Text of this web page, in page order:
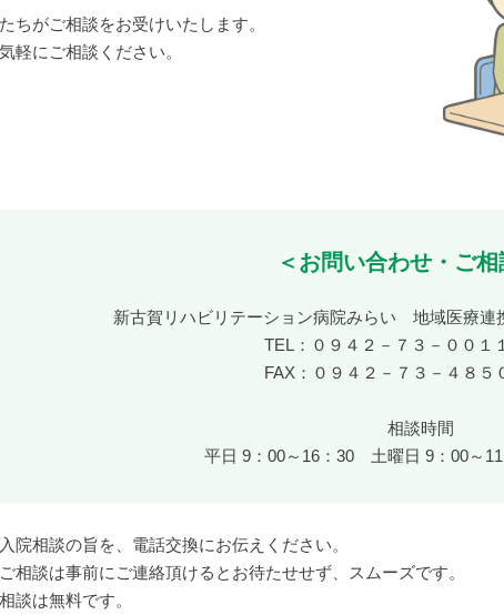
ちがご相談をお受けいたします。
軽にご相談ください。
＜お問い合わせ・ご相
新古賀リハビリテーション病院みらい 地域医療
TEL：０９４２－７３－００１
FAX：０９４２－７３－４８５
相談時間
平日 9：00～16：30 土曜日 9：00～11
院相談の旨を、電話交換にお伝えください。
相談は事前にご連絡頂けるとお待たせせず、スムーズです。
談は無料です。